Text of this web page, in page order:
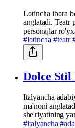
Lotincha ibora
anglatadi. Teatr
personajlar
#lotincha #teatr
Dolce Stil
Italyancha
ma'noni
she'riyatining
#italyancha